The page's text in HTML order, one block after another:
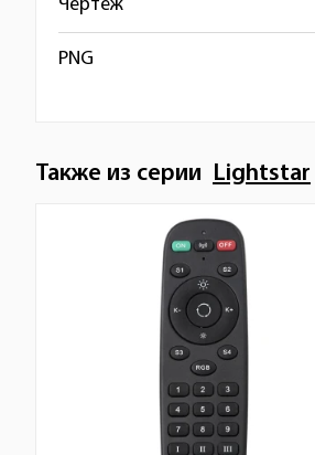
Чертёж
PNG
Также из серии Lightstar